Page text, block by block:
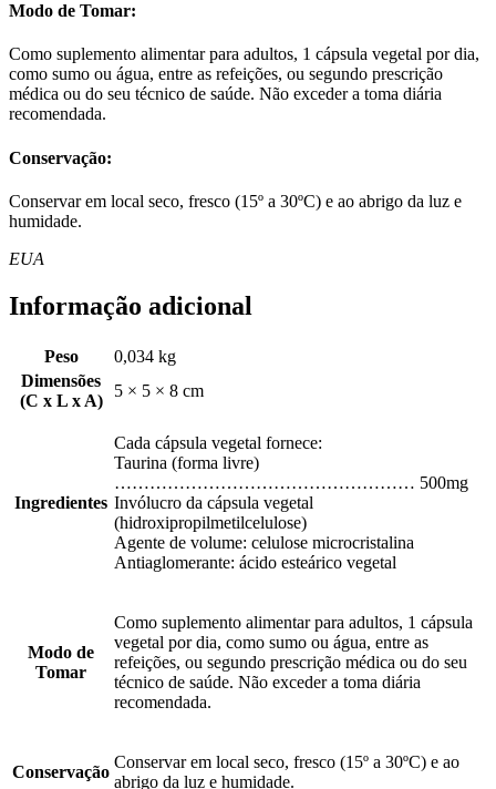
Modo de Tomar:
Como suplemento alimentar para adultos, 1 cápsula vegetal por dia,
como sumo ou água, entre as refeições, ou segundo prescrição
médica ou do seu técnico de saúde. Não exceder a toma diária
recomendada.
Conservação:
Conservar em local seco, fresco (15º a 30ºC) e ao abrigo da luz e
humidade.
EUA
Informação adicional
Peso
0,034 kg
Dimensões
(C x L x A)
5 × 5 × 8 cm
Ingredientes
Cada cápsula vegetal fornece:
Taurina (forma livre)
…………………………………………… 500mg
Invólucro da cápsula vegetal
(hidroxipropilmetilcelulose)
Agente de volume: celulose microcristalina
Antiaglomerante: ácido esteárico vegetal
Modo de
Tomar
Como suplemento alimentar para adultos, 1 cápsula
vegetal por dia, como sumo ou água, entre as
refeições, ou segundo prescrição médica ou do seu
técnico de saúde. Não exceder a toma diária
recomendada.
Conservação
Conservar em local seco, fresco (15º a 30ºC) e ao
abrigo da luz e humidade.